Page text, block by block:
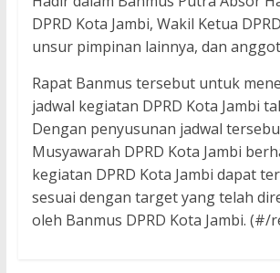
DPRD Kota Jambi, Wakil Ketua
unsur pimpinan lainnya, dan
Rapat Banmus tersebut untuk
jadwal kegiatan DPRD Kota Jambi
Dengan penyusunan jadwal
Musyawarah DPRD Kota Jambi
kegiatan DPRD Kota Jambi dapat
sesuai dengan target yang telah
oleh Banmus DPRD Kota Jambi. (#/